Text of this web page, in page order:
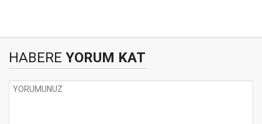
HABERE YORUM KAT